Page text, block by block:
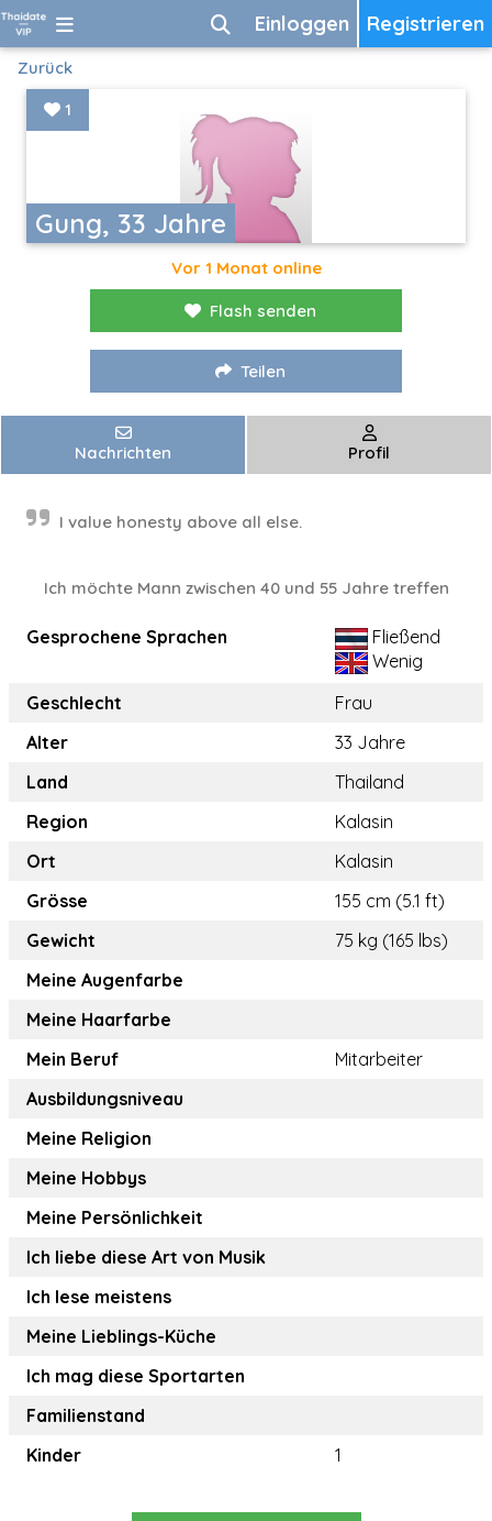
Registrieren
Einloggen
Zurück
Gung, 33 Jahre
1
Vor 1 Monat online
Flash senden
Teilen
Nachrichten Profil
I value honesty above all else.
Ich möchte Mann zwischen 40 und 55 Jahre treffen
Gesprochene Sprachen
Fließend
Wenig
Geschlecht
Frau
Alter
33 Jahre
Land
Thailand
Region
Kalasin
Ort
Kalasin
Grösse
155 cm (5.1 ft)
Gewicht
75 kg (165 lbs)
Meine Augenfarbe
Meine Haarfarbe
Mein Beruf
Mitarbeiter
Ausbildungsniveau
Meine Religion
Meine Hobbys
Meine Persönlichkeit
Ich liebe diese Art von Musik
Ich lese meistens
Meine Lieblings-Küche
Ich mag diese Sportarten
Familienstand
Kinder
1